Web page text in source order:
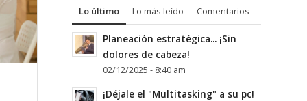
Lo último Lo más leído Comentarios
Planeación estratégica... ¡Sin
dolores de cabeza!
02/12/2025 - 8:40 am
¡Déjale el "Multitasking" a su pc!